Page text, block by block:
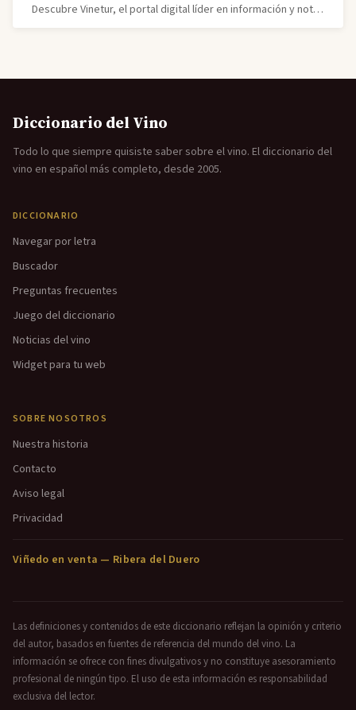
Descubre Vinetur, el portal digital líder en información y noticias sobre viticultura, enología, cultura y mercado del vino para profesionales y aficionados.
Diccionario del Vino
Todo lo que siempre quisiste saber sobre el vino. El diccionario del
vino en español más completo, desde 2005.
DICCIONARIO
Navegar por letra
Buscador
Preguntas frecuentes
Juego del diccionario
Noticias del vino
Widget para tu web
SOBRE NOSOTROS
Nuestra historia
Contacto
Aviso legal
Privacidad
Viñedo en venta — Ribera del Duero
Las definiciones y contenidos de este diccionario reflejan la opinión y criterio
del autor, basados en fuentes de referencia del mundo del vino. La
información se ofrece con fines divulgativos y no constituye asesoramiento
profesional de ningún tipo. El uso de esta información es responsabilidad
exclusiva del lector.